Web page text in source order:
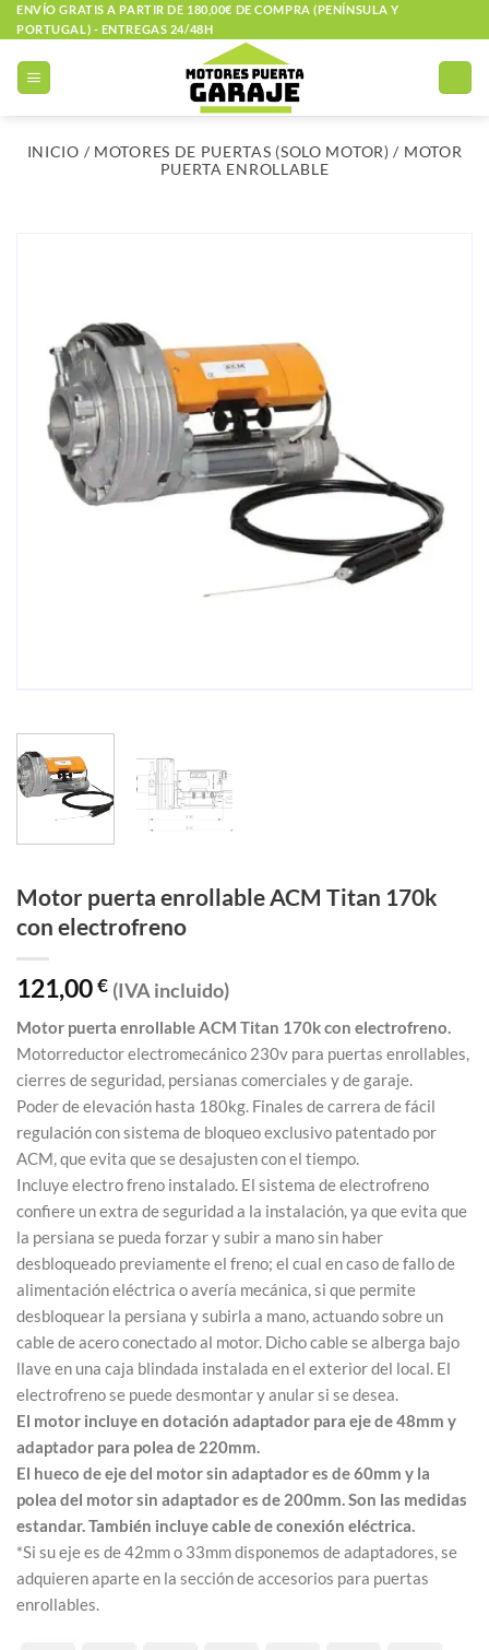
Saltar
al
contenido
ENVÍO GRATIS A PARTIR DE 180,00€ DE COMPRA (PENÍNSULA Y
PORTUGAL) - ENTREGAS 24/48H
INICIO / MOTORES DE PUERTAS (SOLO MOTOR) / MOTOR
PUERTA ENROLLABLE
Motor puerta enrollable ACM Titan 170k
con electrofreno
121,00€ (IVA incluido)
Motor puerta enrollable ACM Titan 170k con electrofreno.
Motorreductor electromecánico 230v para puertas enrollables,
cierres de seguridad, persianas comerciales y de garaje.
Poder de elevación hasta 180kg. Finales de carrera de fácil
regulación con sistema de bloqueo exclusivo patentado por
ACM, que evita que se desajusten con el tiempo.
Incluye electro freno instalado. El sistema de electrofreno
confiere un extra de seguridad a la instalación, ya que evita que
la persiana se pueda forzar y subir a mano sin haber
desbloqueado previamente el freno; el cual en caso de fallo de
alimentación eléctrica o avería mecánica, si que permite
desbloquear la persiana y subirla a mano, actuando sobre un
cable de acero conectado al motor. Dicho cable se alberga bajo
llave en una caja blindada instalada en el exterior del local. El
electrofreno se puede desmontar y anular si se desea.
El motor incluye en dotación adaptador para eje de 48mm y
adaptador para polea de 220mm.
El hueco de eje del motor sin adaptador es de 60mm y la
polea del motor sin adaptador es de 200mm. Son las medidas
estandar. También incluye cable de conexión eléctrica.
*Si su eje es de 42mm o 33mm disponemos de adaptadores, se
adquieren aparte en la sección de accesorios para puertas
enrollables.